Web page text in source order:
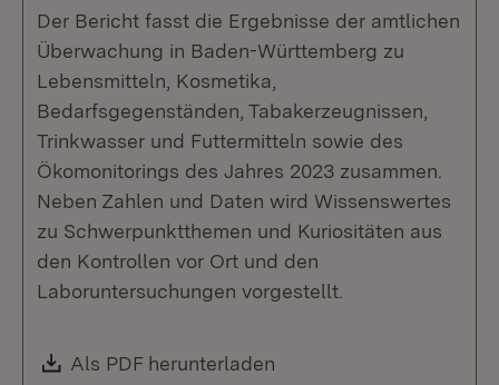
Der Bericht fasst die Ergebnisse der amtlichen
Überwachung in Baden-Württemberg zu
Lebensmitteln, Kosmetika,
Bedarfsgegenständen, Tabakerzeugnissen,
Trinkwasser und Futtermitteln sowie des
Ökomonitorings des Jahres 2023 zusammen.
Neben Zahlen und Daten wird Wissenswertes
zu Schwerpunktthemen und Kuriositäten aus
den Kontrollen vor Ort und den
Laboruntersuchungen vorgestellt.
Download:
Als PDF herunterladen